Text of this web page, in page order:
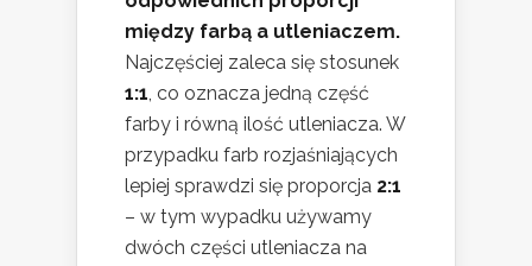
między farbą a utleniaczem.
Najczęściej zaleca się stosunek
1:1, co oznacza jedną część
farby i równą ilość utleniacza. W
przypadku farb rozjaśniających
lepiej sprawdzi się proporcja 2:1
– w tym wypadku używamy
dwóch części utleniacza na